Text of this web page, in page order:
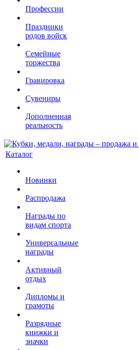
Профессии
Праздники
родов войск
Семейные
торжества
Гравировка
Сувениры
Дополненная
реальность
Каталог
Новинки
Распродажа
Награды по
видам спорта
Универсальные
награды
Активный
отдых
Дипломы и
грамоты
Разрядные
книжки и
значки